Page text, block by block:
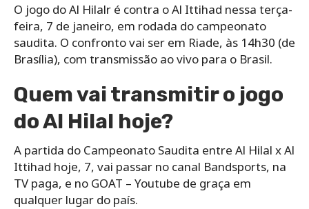
O jogo do Al Hilalr é contra o Al Ittihad nessa terça-
feira, 7 de janeiro, em rodada do campeonato
saudita. O confronto vai ser em Riade, às 14h30 (de
Brasília), com transmissão ao vivo para o Brasil.
Quem vai transmitir o jogo
do Al Hilal hoje?
A partida do Campeonato Saudita entre Al Hilal x Al
Ittihad hoje, 7, vai passar no canal Bandsports, na
TV paga, e no GOAT – Youtube de graça em
qualquer lugar do país.